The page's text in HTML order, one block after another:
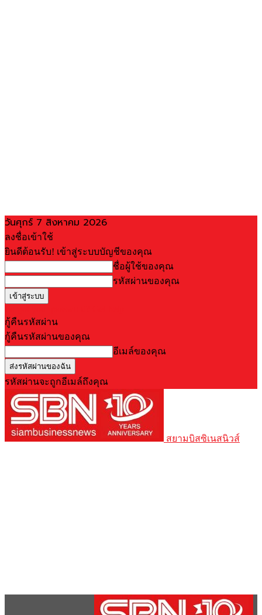
วันศุกร์ 7 สิงหาคม 2026
ลงชื่อเข้าใช้
ยินดีต้อนรับ! เข้าสู่ระบบบัญชีของคุณ
ชื่อผู้ใช้ของคุณ
รหัสผ่านของคุณ
กู้คืนรหัสผ่าน
กู้คืนรหัสผ่านของคุณ
อีเมล์ของคุณ
รหัสผ่านจะถูกอีเมล์ถึงคุณ
สยามบิสซิเนสนิวส์